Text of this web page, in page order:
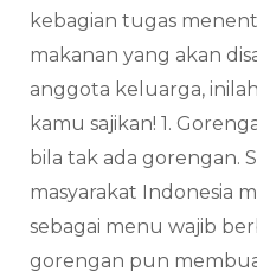
kebagian tugas
makanan yang akan
anggota keluarga,
kamu sajikan! 1.
bila tak ada gorengan.
masyarakat Indonesia
sebagai menu wajib
gorengan pun